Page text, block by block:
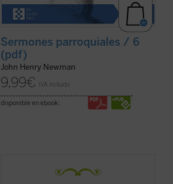
Sermones parroquiales / 6
(pdf)
John Henry Newman
9,99€ IVA incluido
disponible en ebook:
Al igual que en el tomo anterior, los 18